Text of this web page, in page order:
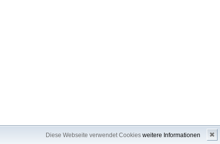
Diese Webseite verwendet Cookies weitere Informationen ✖